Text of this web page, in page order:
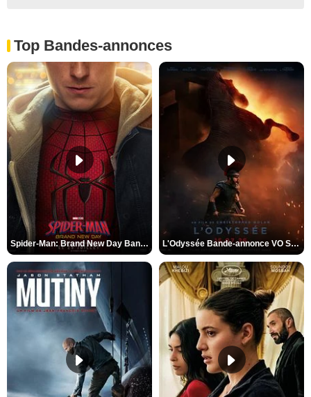
Top Bandes-annonces
Spider-Man: Brand New Day Bande-annonce VO STFR L'Odyssée Bande-annonce VO STFR